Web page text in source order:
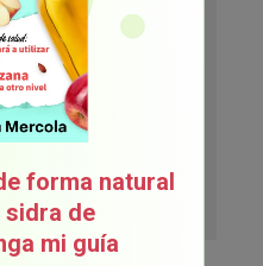
forma natural
sidra de
mi guía